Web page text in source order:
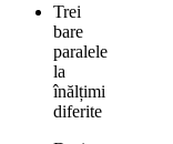
Trei
bare
paralele
la
înălțimi
diferite